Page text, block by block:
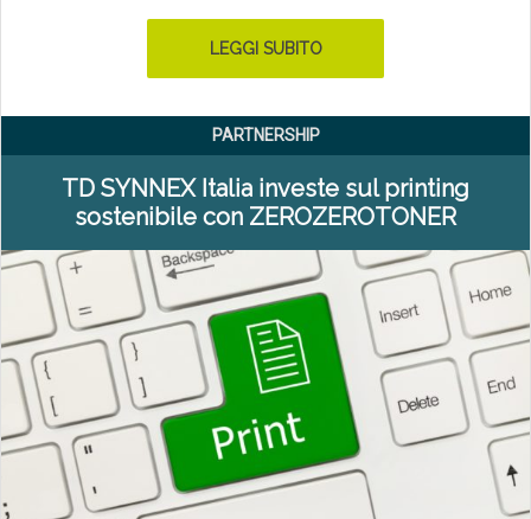
LEGGI SUBITO
PARTNERSHIP
TD SYNNEX Italia investe sul printing
sostenibile con ZEROZEROTONER